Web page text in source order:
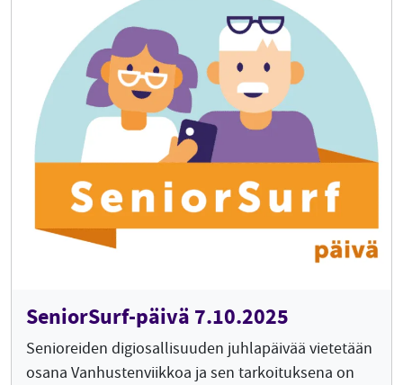
SeniorSurf-päivä 7.10.2025
Senioreiden digiosallisuuden juhlapäivää vietetään
osana Vanhustenviikkoa ja sen tarkoituksena on